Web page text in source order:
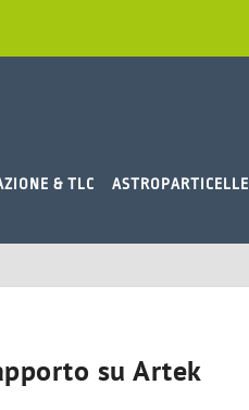
& TLC ASTROPARTICELLE
su Artek